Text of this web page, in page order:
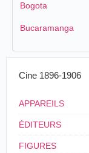
Bogota
Bucaramanga
Cine 1896-1906
APPAREILS
ÉDITEURS
FIGURES